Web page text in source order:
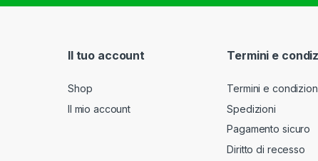
a
Il tuo account
Shop
Il mio account
Termini e
Termini e
Spedizioni
Pagamento sicuro
Diritto di recesso